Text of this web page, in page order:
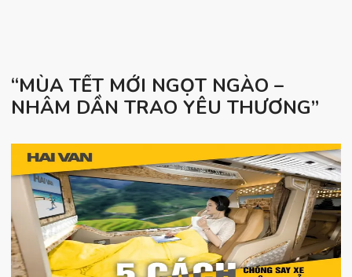
“MÙA TẾT MỚI NGỌT NGÀO –
NHÂM DẦN TRAO YÊU THƯƠNG”